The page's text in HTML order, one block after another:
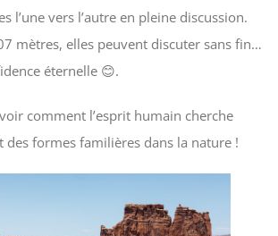
l’une vers l’autre en pleine discussion.
mètres, elles peuvent discuter sans fin…
éternelle 😊.
comment l’esprit humain cherche
des formes familières dans la nature !